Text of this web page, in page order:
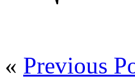
« Previous